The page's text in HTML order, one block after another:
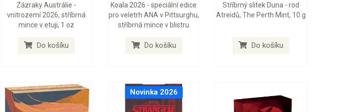
Zázraky Austrálie -
vnitrozemí 2026, stříbrná
mince v etuji, 1 oz
Do košíku
Koala 2026 - speciální edice
pro veletrh ANA v Pittsurghu,
stříbrná mince v blistru
Do košíku
Stříbrný slitek Duna - rod
Atreidů, The Perth Mint, 10 g
Do košíku
Novinka 2026